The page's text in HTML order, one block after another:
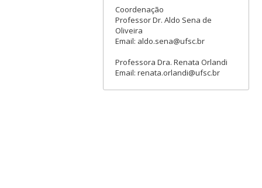
Coordenação
Professor Dr. Aldo Sena de
Oliveira
Email: aldo.sena@ufsc.br
Professora Dra. Renata Orlandi
Email: renata.orlandi@ufsc.br